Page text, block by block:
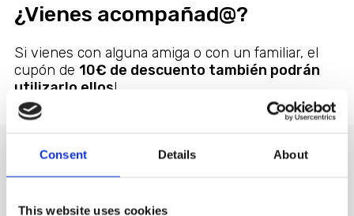
Consent Details About
This website uses cookies
¿Vienes acompañad@?
Si vienes con alguna amiga o con un familiar, el
cupón de 10€ de descuento también podrán
utilizarlo ellos!
Tu también puedes regalar un
cupón de 10€ a un amig@